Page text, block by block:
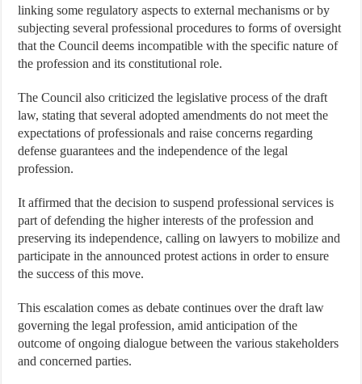
linking some regulatory aspects to external mechanisms or by
subjecting several professional procedures to forms of oversight
that the Council deems incompatible with the specific nature of
the profession and its constitutional role.
The Council also criticized the legislative process of the draft
law, stating that several adopted amendments do not meet the
expectations of professionals and raise concerns regarding
defense guarantees and the independence of the legal
profession.
It affirmed that the decision to suspend professional services is
part of defending the higher interests of the profession and
preserving its independence, calling on lawyers to mobilize and
participate in the announced protest actions in order to ensure
the success of this move.
This escalation comes as debate continues over the draft law
governing the legal profession, amid anticipation of the
outcome of ongoing dialogue between the various stakeholders
and concerned parties.